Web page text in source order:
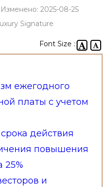
Изменено: 2025-08-25
Signature
Font Size :
ежегодного
платы с учетом
действия
повышения
25%
и